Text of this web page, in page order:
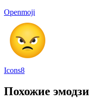
Openmoji
Icons8
Похожие эмодзи